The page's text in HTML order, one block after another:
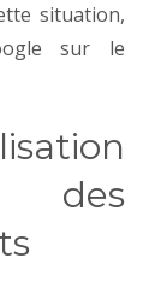
situation,
sur le
des